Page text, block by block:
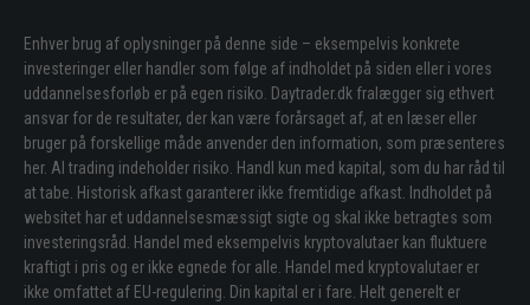
Enhver brug af oplysninger på denne side – eksempelvis konkrete
investeringer eller handler som følge af indholdet på siden eller i vores
uddannelsesforløb er på egen risiko. Daytrader.dk fralægger sig ethvert
ansvar for de resultater, der kan være forårsaget af, at en læser eller
bruger på forskellige måde anvender den information, som præsenteres
her. Al trading indeholder risiko. Handl kun med kapital, som du har råd til
at tabe. Historisk afkast garanterer ikke fremtidige afkast. Indholdet på
websitet har et uddannelsesmæssigt sigte og skal ikke betragtes som
investeringsråd. Handel med eksempelvis kryptovalutaer kan fluktuere
kraftigt i pris og er ikke egnede for alle. Handel med kryptovalutaer er
ikke omfattet af EU-regulering. Din kapital er i fare. Helt generelt er